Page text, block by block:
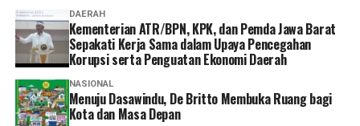
DAERAH
Kementerian ATR/BPN, KPK, dan Pemda Jawa Barat
Sepakati Kerja Sama dalam Upaya Pencegahan
Korupsi serta Penguatan Ekonomi Daerah
NASIONAL
Menuju Dasawindu, De Britto Membuka Ruang bagi
Kota dan Masa Depan